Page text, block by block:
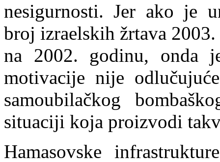
nesigurnosti. Jer ako je
broj izraelskih žrtava
na 2002. godinu, onda
motivacije nije
samoubilačkog
situaciji koja proizvodi
Hamasovske